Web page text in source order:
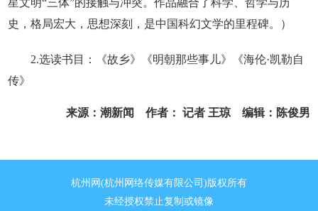
史，格局宏大，思想深刻，是中国科幻文学的里程碑。）
2.选读书目：《故乡》《明朝那些事儿》《海伦·凯勒自
传》
来源：潮新闻 作者： 记者 王琼 编辑：陈俊男
杭州网(杭州网络传媒有限公司)版权所有
未经授权禁止复制或镜像